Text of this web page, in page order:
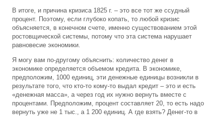
В итоге, и причина кризиса 1825 г. – это все тот же ссудный
процент. Поэтому, если глубоко копать, то любой кризис
объясняется, в конечном счете, именно существованием этой
ростовщической системы, потому что эта система нарушает
равновесие экономики.
Я могу вам по-другому объяснить: количество денег в
экономике определяется объемом кредита. В экономике,
предположим, 1000 единиц, эти денежные единицы возникли в
результате того, что кто-то кому-то выдал кредит – это и есть
«денежная масса», а через год их нужно вернуть вместе с
процентами. Предположим, процент составляет 20, то есть надо
вернуть уже не 1 тыс., а 1 200 единиц. А где взять? Денег-то в